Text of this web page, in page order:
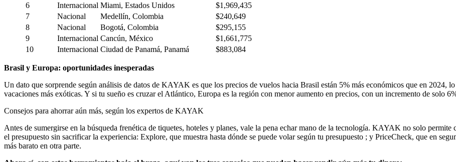
6
Internacional Miami, Estados Unidos
$1,969,435
7
Nacional Medellín, Colombia
$240,649
8
Nacional Bogotá, Colombia
$295,155
9
Internacional Cancún, México
$1,661,775
10
Internacional Ciudad de Panamá, Panamá $883,084
Brasil y Europa: oportunidades inesperadas
Un dato que sorprende según análisis de datos de KAYAK es que los precios de vuelos hacia Brasil están 5% más económicos que en 2024,
vacaciones más exóticas. Y si tu sueño es cruzar el Atlántico, Europa es la región con menor aumento en precios, con un incremento de solo
Consejos para ahorrar aún más, según los expertos de KAYAK
Antes de sumergirse en la búsqueda frenética de tiquetes, hoteles y planes, vale la pena echar mano de la tecnología. KAYAK no solo permite
el presupuesto sin sacrificar la experiencia: Explore, que muestra hasta dónde se puede volar según tu presupuesto ; y PriceCheck, que en
más barato en otra parte.